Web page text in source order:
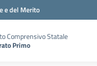
e del Merito
Comprensivo Statale
Primo